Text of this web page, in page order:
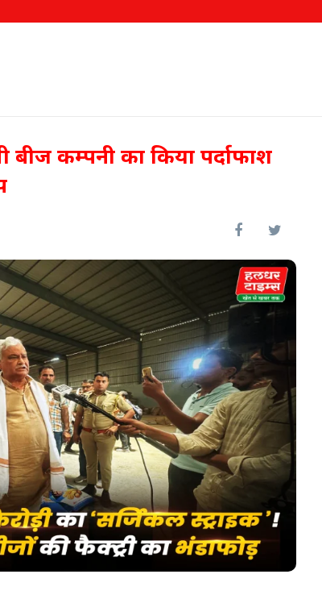
बीज कम्पनी का किया पर्दाफाश
रामसर में स्थापित होगी अत्याधुनिक
'गोट सीमन लैब
07-Aug-2026 12:28 PM